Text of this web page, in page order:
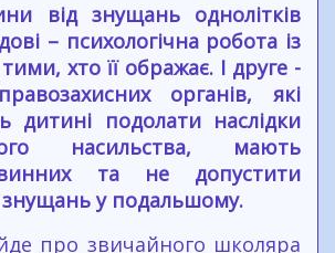
від знущань однолітків
– психологічна робота із
хто її ображає. І друге -
органів, які
дитині подолати наслідки
насильства, мають
та не допустити
у подальшому.
про звичайного школяра